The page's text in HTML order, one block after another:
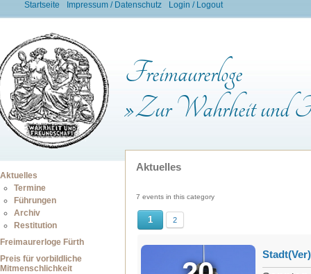
Startseite Impressum / Datenschutz Login / Logout
Freimaurerloge
»Zur Wahrheit und
Aktuelles
Termine
Führungen
Archiv
Restitution
Freimaurerloge Fürth
Preis für vorbildliche
Mitmenschlichkeit
Aktuelles
7 events in this category
1 2